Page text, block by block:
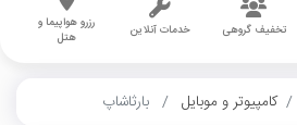
تخفیف گروهی خدمات آنلاین
رزرو هواپیما و
هتل
کامپیوتر و موبایل بارثاشاپ